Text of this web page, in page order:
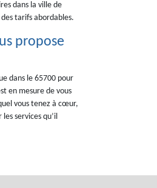
dans la ville de
tarifs abordables.
propose
dans le 65700 pour
en mesure de vous
vous tenez à cœur,
services qu’il